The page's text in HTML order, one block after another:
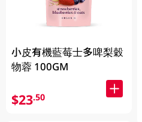
小皮有機藍莓士多啤梨穀
物蓉 100GM
$23.50